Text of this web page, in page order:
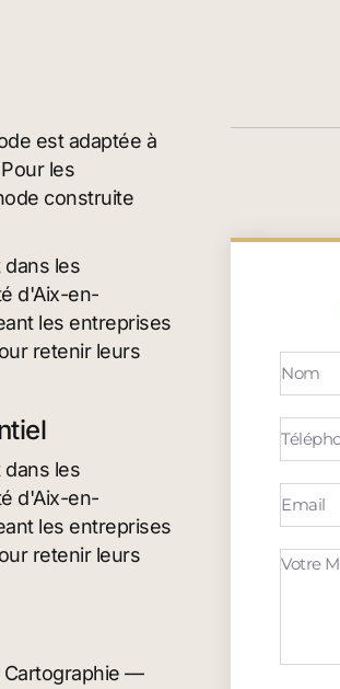
est adaptée à
les
construite
dans les
d'Aix-en-
les entreprises
retenir leurs
dans les
d'Aix-en-
les entreprises
retenir leurs
Cartographie —